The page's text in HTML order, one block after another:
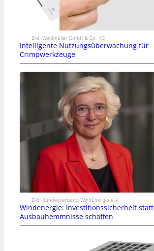
Bild: Weidmüller GmbH & Co. KG
Intelligente Nutzungsüberwachung für
Crimpwerkzeuge
Bild: Bundesverband WindEnergie e.V.
Windenergie: Investitionssicherheit statt
Ausbauhemmnisse schaffen